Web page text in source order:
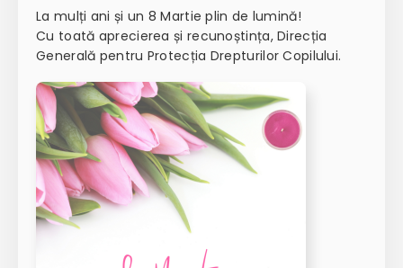
La mulți ani și un 8 Martie plin de lumină!
Cu toată aprecierea și recunoștința, Direcția
Generală pentru Protecția Drepturilor Copilului.